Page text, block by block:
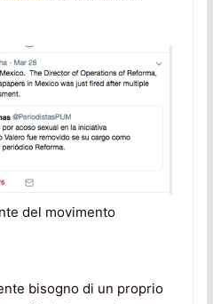
del movimento
bisogno di un proprio